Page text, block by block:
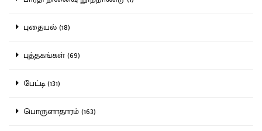
புதையல் (18)
புத்தகங்கள் (69)
பேட்டி (131)
பொருளாதாரம் (163)